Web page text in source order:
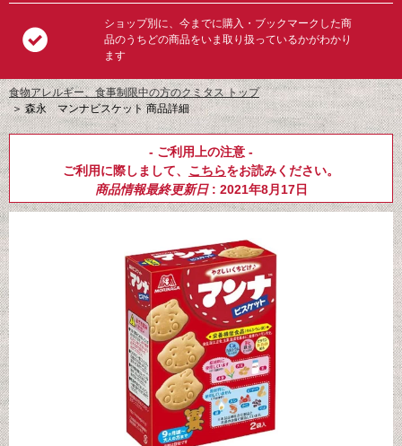
ショップ別に、今までに購入・ブックマークした商
品のうちどの商品をいま取り扱っているかがわかり
ます
食物アレルギー、食事制限中の方のクミタス トップ
＞森永 マンナビスケット 商品詳細
- ご利用上の注意 -
ご利用に際しまして、 こちらをお読みください。
商品情報最終更新日: 2021年8月17日